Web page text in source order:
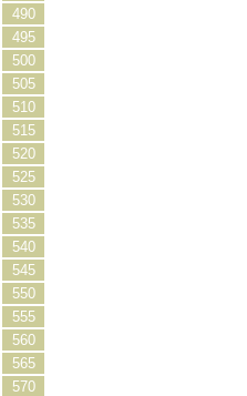
490
495
500
505
510
515
520
525
530
535
540
545
550
555
560
565
570